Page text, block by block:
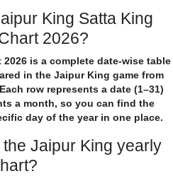
King Satta King
2026?
is a complete date-wise table
in the Jaipur King game from
row represents a date (1–31)
a month, so you can find the
day of the year in one place.
Jaipur King yearly